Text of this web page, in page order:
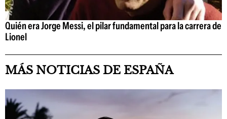
Quién era Jorge Messi, el pilar fundamental para la carrera de
Lionel
MÁS NOTICIAS DE ESPAÑA